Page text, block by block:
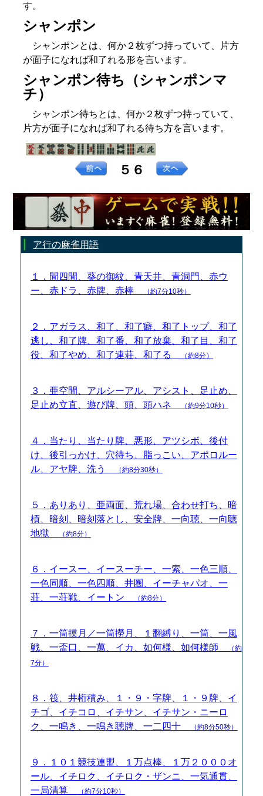
す。
シャンポン
シャンポンとは、何か２枚ずつ持っていて、片方
が面子になれば和了れる形を言います。
シャンポン待ち（シャンポンマ
チ）
シャンポン待ちとは、何か２枚ずつ持っていて、
片方が面子になれば和了れる待ち方を言います。
５６
ア行の麻雀用語
１．間四間、葵の御紋、青天井、青洞門、赤ウ
ー、赤ドラ、赤牌、赤棒
（約7分10秒）
２．アガラス、和了、和了癖、和了トップ、和了
逃し、和了牌、和了番、和了放棄、和了目、和了
役、和了やめ、和了連荘、和了る
（約8分）
３．亜空間、アルシーアル、アシスト、足止め、
足止め立直、遊び牌、頭、頭ハネ
（約9分10秒）
４．当たり、当たり牌、悪形、アツシボ、後付
け、後引っかけ、穴待ち、脂っこい、アポロルー
ル、アヤ牌、洗う
（約8分30秒）
５．ありあり、亜両面、荒れ場、合わせ打ち、暗
槓、暗刻、暗刻落とし、安全牌、一向聴、一向聴
地獄
（約8分）
６．イースー、イースーチー、一索、一色三順、
一色同順、一色四順、井圏、イーチャパオ、一
荘、一荘戦、イートン
（約8分）
７．一筒摸月／一筒撈月、１翻縛り、一筒、一風
戦、一盃口、一萬、イカ、如何様、如何様師
（約
7分）
８．筏、井桁積み、１・９・字牌、１・９牌、イ
チゴ、イチコロ、イチサン、イチサン・ニーロ
ク、一鳴き、一鳴き聴牌、一二四十
（約8分50秒）
９．１０１競技連盟、１万点棒、１万２０００オ
ール、イチロク、イチロク・ザンニ、一気通貫、
一局清算
（約7分10秒）